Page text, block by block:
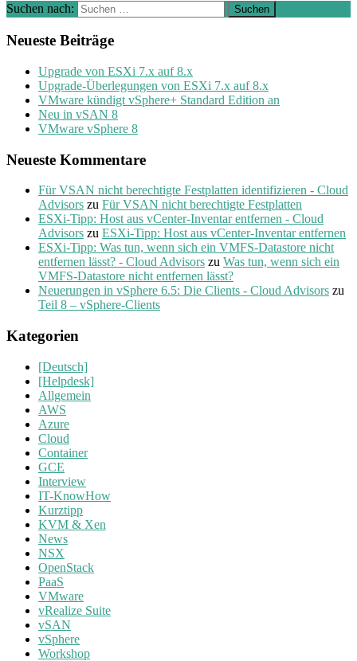
Suchen nach:
Neueste Beiträge
Upgrade von ESXi 7.x auf 8.x
Upgrade-Überlegungen von ESXi 7.x auf 8.x
VMware kündigt vSphere+ Standard Edition an
Neu in vSAN 8
VMware vSphere 8
Neueste Kommentare
Für VSAN nicht berechtigte Festplatten identifizieren - Cloud
Advisors zu Für VSAN nicht berechtigte Festplatten
ESXi-Tipp: Host aus vCenter-Inventar entfernen - Cloud
Advisors zu ESXi-Tipp: Host aus vCenter-Inventar entfernen
ESXi-Tipp: Was tun, wenn sich ein VMFS-Datastore nicht
entfernen lässt? - Cloud Advisors zu Was tun, wenn sich ein
VMFS-Datastore nicht entfernen lässt?
Neuerungen in vSphere 6.5: Die Clients - Cloud Advisors zu
Teil 8 – vSphere-Clients
Kategorien
[Deutsch]
[Helpdesk]
Allgemein
AWS
Azure
Cloud
Container
GCE
Interview
IT-KnowHow
Kurztipp
KVM & Xen
News
NSX
OpenStack
PaaS
VMware
vRealize Suite
vSAN
vSphere
Workshop